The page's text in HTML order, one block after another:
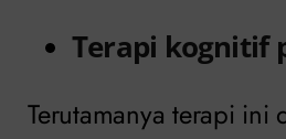
Terapi kognitif
Terutamanya terapi ini